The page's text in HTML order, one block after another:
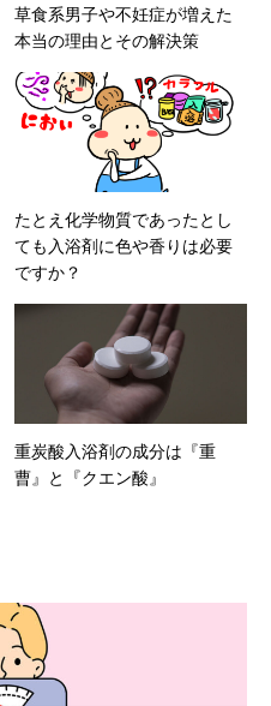
草食系男子や不妊症が増えた
本当の理由とその解決策
たとえ化学物質であったとし
ても入浴剤に色や香りは必要
ですか？
重炭酸入浴剤の成分は『重
曹』と『クエン酸』